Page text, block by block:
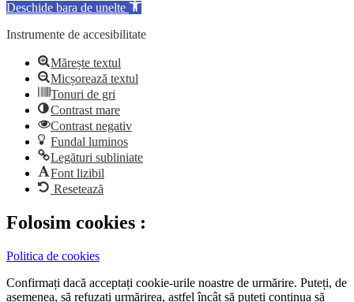
Deschide bara de unelte
Instrumente de accesibilitate
Mărește textul
Micșorează textul
Tonuri de gri
Contrast mare
Contrast negativ
Fundal luminos
Legături subliniate
Font lizibil
Resetează
Folosim cookies :
Politica de cookies
Confirmați dacă acceptați cookie-urile noastre de urmărire. Puteți, de
asemenea, să refuzați urmărirea, astfel încât să puteți continua să